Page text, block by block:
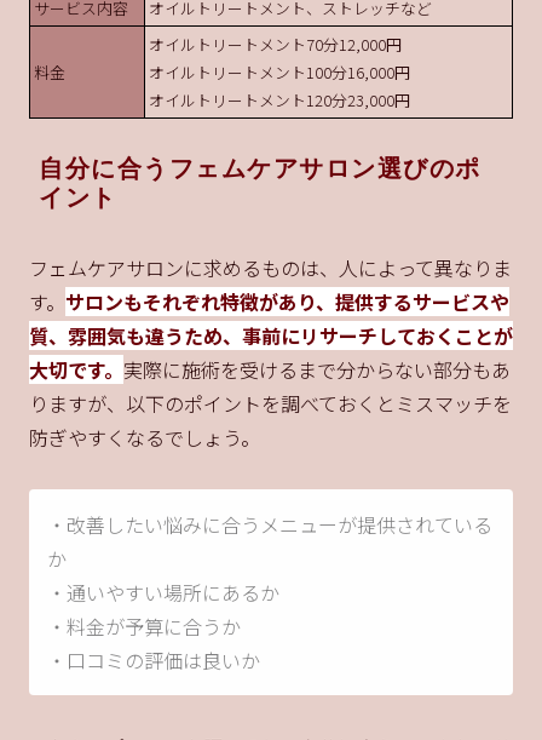
サービス内容 オイルトリートメント、ストレッチなど
料金
オイルトリートメント70分12,000円
オイルトリートメント100分16,000円
オイルトリートメント120分23,000円
自分に合うフェムケアサロン選びのポ
イント
フェムケアサロンに求めるものは、人によって異なりま
す。 サロンもそれぞれ特徴があり、提供するサービスや
質、雰囲気も違うため、事前にリサーチしておくことが
大切です。 実際に施術を受けるまで分からない部分もあ
りますが、以下のポイントを調べておくとミスマッチを
防ぎやすくなるでしょう。
・改善したい悩みに合うメニューが提供されている
か
・通いやすい場所にあるか
・料金が予算に合うか
・口コミの評価は良いか